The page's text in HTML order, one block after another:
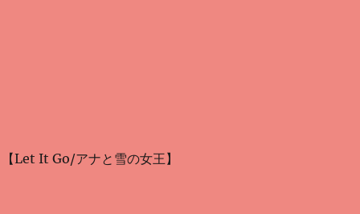
【Let It Go/アナと雪の女王】